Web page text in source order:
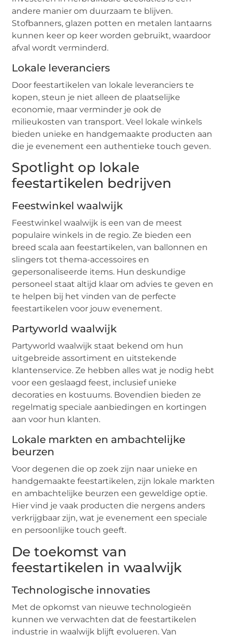
andere manier om duurzaam te blijven.
Stofbanners, glazen potten en metalen lantaarns
kunnen keer op keer worden gebruikt, waardoor
afval wordt verminderd.
Lokale leveranciers
Door feestartikelen van lokale leveranciers te
kopen, steun je niet alleen de plaatselijke
economie, maar verminder je ook de
milieukosten van transport. Veel lokale winkels
bieden unieke en handgemaakte producten aan
die je evenement een authentieke touch geven.
Spotlight op lokale
feestartikelen bedrijven
Feestwinkel waalwijk
Feestwinkel waalwijk is een van de meest
populaire winkels in de regio. Ze bieden een
breed scala aan feestartikelen, van ballonnen en
slingers tot thema-accessoires en
gepersonaliseerde items. Hun deskundige
personeel staat altijd klaar om advies te geven en
te helpen bij het vinden van de perfecte
feestartikelen voor jouw evenement.
Partyworld waalwijk
Partyworld waalwijk staat bekend om hun
uitgebreide assortiment en uitstekende
klantenservice. Ze hebben alles wat je nodig hebt
voor een geslaagd feest, inclusief unieke
decoraties en kostuums. Bovendien bieden ze
regelmatig speciale aanbiedingen en kortingen
aan voor hun klanten.
Lokale markten en ambachtelijke
beurzen
Voor degenen die op zoek zijn naar unieke en
handgemaakte feestartikelen, zijn lokale markten
en ambachtelijke beurzen een geweldige optie.
Hier vind je vaak producten die nergens anders
verkrijgbaar zijn, wat je evenement een speciale
en persoonlijke touch geeft.
De toekomst van
feestartikelen in waalwijk
Technologische innovaties
Met de opkomst van nieuwe technologieën
kunnen we verwachten dat de feestartikelen
industrie in waalwijk blijft evolueren. Van